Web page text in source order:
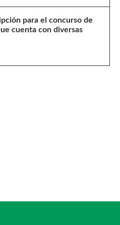
para el concurso de
cuenta con diversas